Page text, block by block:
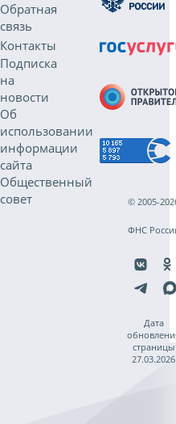
Обратная
связь
Контакты
Подписка
на
новости
Об
использовании
информации
сайта
Общественный
совет
© 2005-
ФНС
Дата
страницы
27.03.2026